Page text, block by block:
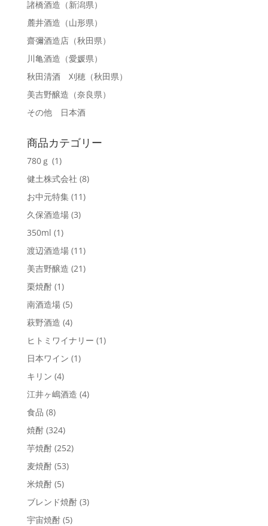
諸橋酒造 （新潟県）
麓井酒造 （山形県）
齋彌酒造店（秋田県）
川亀酒造 （愛媛県）
秋田清酒 刈穂（秋田県）
美吉野醸造 （奈良県）
その他 日本酒
商品カテゴリー
780ｇ (1)
健土株式会社 (8)
お中元特集 (11)
久保酒造場 (3)
350ml (1)
渡辺酒造場 (11)
美吉野醸造 (21)
栗焼酎 (1)
南酒造場 (5)
萩野酒造 (4)
ヒトミワイナリー (1)
日本ワイン (1)
キリン (4)
江井ヶ嶋酒造 (4)
食品 (8)
焼酎 (324)
芋焼酎 (252)
麦焼酎 (53)
米焼酎 (5)
ブレンド焼酎 (3)
宇宙焼酎 (5)